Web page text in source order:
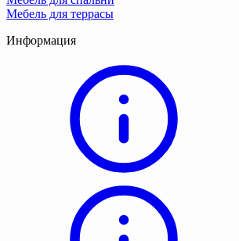
Мебель для террасы
Информация